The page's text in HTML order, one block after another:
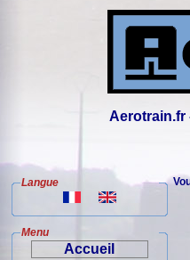
Aerotrain.fr
Langue
Menu
Accueil